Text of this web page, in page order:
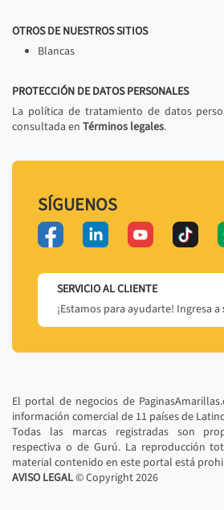
OTROS DE NUESTROS SITIOS
Blancas
PROTECCIÓN DE DATOS PERSONALES
La política de tratamiento de datos
consultada en Términos legales.
SÍGUENOS
SERVICIO AL CLIENTE
¡Estamos para ayudarte! Ingresa a
El portal de negocios de
información comercial de 11 países de
Todas las marcas registradas son
respectiva o de Gurú. La reproducción
material contenido en este portal está
AVISO LEGAL© Copyright2026